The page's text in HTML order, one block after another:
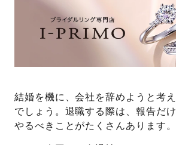
結婚を機に、会社を辞めようと考
でしょう。退職する際は、報告だ
やるべきことがたくさんあります。